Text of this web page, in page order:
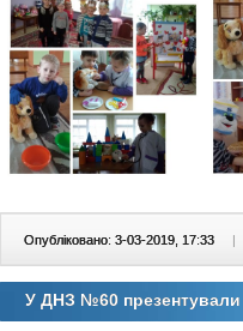
Опубліковано: 3-03-2019, 17:33 |
У ДНЗ №60 презентували